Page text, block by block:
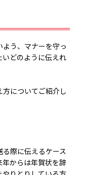
よう、マナーを守っ
どのように伝えれ
についてご紹介し
る際に伝えるケース
からは年賀状を辞